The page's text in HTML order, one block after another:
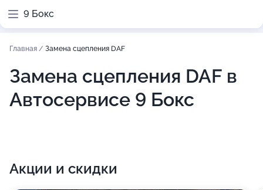
9 Бокс
Главная / Замена сцепления DAF
Замена сцепления DAF в
Автосервисе 9 Бокс
Акции и скидки